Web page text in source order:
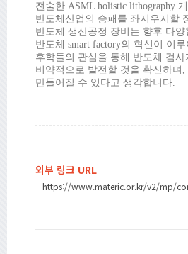
전술한 ASML holistic lithography
반도체산업의 승패를 좌지우지할
반도체 생산공정 장비는 향후 다
반도체 smart factory의 혁신이 이
후학들의 관심을 통해 반도체 검
비약적으로 발전할 것을 확신하
만들어질 수 있다고 생각합니다.
외부 링크 URL
https://www.materic.or.kr/v2/mp/